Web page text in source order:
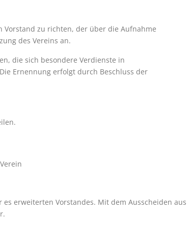
zu richten, der über die Aufnahme
des Vereins an.
die sich besondere Verdienste in
Ernennung erfolgt durch Beschluss der
erweiterten Vorstandes. Mit dem Ausscheiden aus